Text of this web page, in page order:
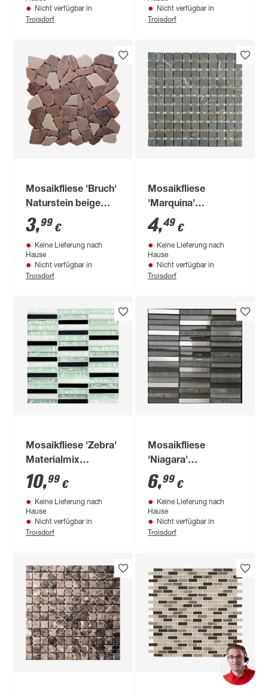
Nicht verfügbar in
Troisdorf
Nicht verfügbar in
Troisdorf
Mosaikfliese 'Bruch'
Naturstein beige
braun 30,5 x 30,5 cm
3,99 €
Keine Lieferung nach
Hause
Nicht verfügbar in
Troisdorf
Mosaikfliese
'Marquina'
Naturstein schwarz
30,5 x 30,5 cm
4,49 €
Keine Lieferung nach
Hause
Nicht verfügbar in
Troisdorf
Mosaikfliese 'Zebra'
Materialmix
schwarz-weiß 30 x
30,6 cm
10,99 €
Keine Lieferung nach
Hause
Nicht verfügbar in
Troisdorf
Mosaikfliese
'Niagara'
Materialmix grau-
schwarz 30,5 x 30,5
cm
6,99 €
Keine Lieferung nach
Hause
Nicht verfügbar in
Troisdorf